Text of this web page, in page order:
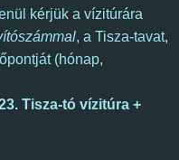
kérjük a vízitúrára
, a Tisza-tavat,
(hónap,
Tisza-tó vízitúra +